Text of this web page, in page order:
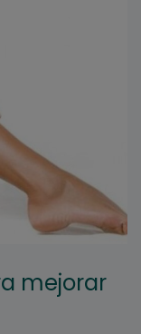
mejorar